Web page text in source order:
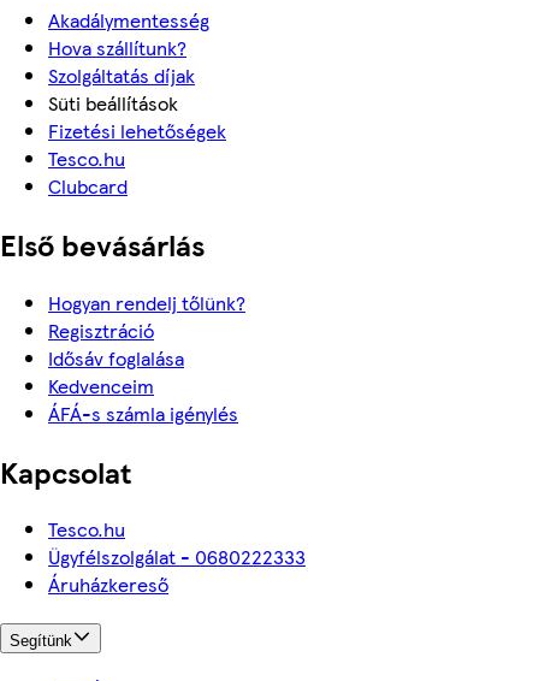
Akadálymentesség
Hova szállítunk?
Szolgáltatás díjak
Süti beállítások
Fizetési lehetőségek
Tesco.hu
Clubcard
Első bevásárlás
Hogyan rendelj tőlünk?
Regisztráció
Idősáv foglalása
Kedvenceim
ÁFÁ-s számla igénylés
Kapcsolat
Tesco.hu
Ügyfélszolgálat - 0680222333
Áruházkereső
Segítünk